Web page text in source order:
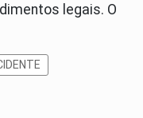
legais. O